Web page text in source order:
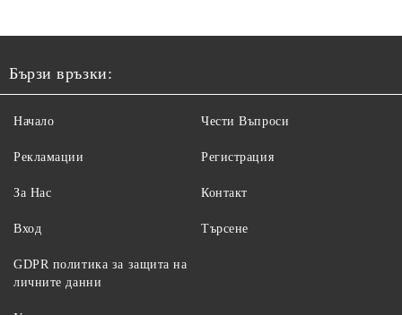
Бързи връзки:
Начало
Рекламации
За Нас
Вход
Чести Въпроси
Регистрация
Контакт
Търсене
GDPR политика за защита на
личните данни